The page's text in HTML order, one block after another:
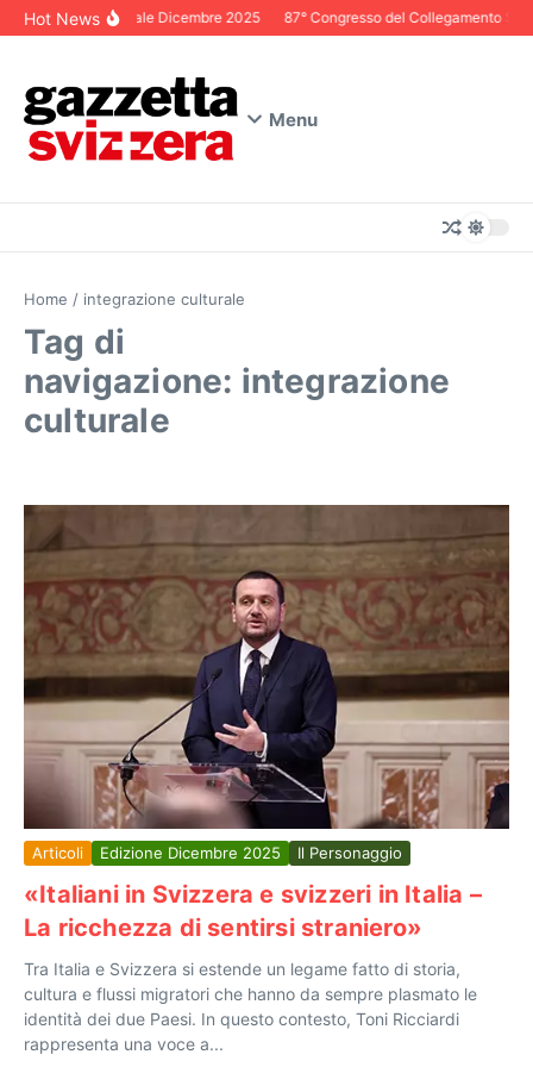
Salta al contenuto
Hot NewsEditoriale Dicembre 2025 87° Congresso del Collegamento
Menu
Home / integrazione culturale
Tag di
navigazione: integrazione
culturale
Articoli Edizione Dicembre 2025 Il Personaggio
«Italiani in Svizzera e svizzeri in Italia –
La ricchezza di sentirsi straniero»
Tra Italia e Svizzera si estende un legame fatto di storia,
cultura e flussi migratori che hanno da sempre plasmato le
identità dei due Paesi. In questo contesto, Toni Ricciardi
rappresenta una voce a...